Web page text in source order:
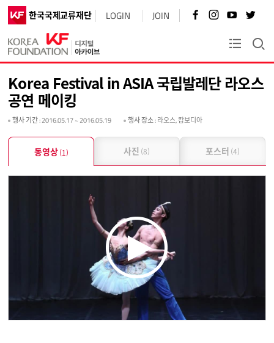
한국국제교류재단 LOGIN JOIN 페
이
로
가
기
인
스
바
로
가
유
튜
브
바
가
기
트
터
바
로
가
기
KF플러스
Korea Festival in ASIA 국립발레단 라오스
공연 메이킹
행사 기간: 2016.05.17 ~ 2016.05.19 행사 장소: 라오스, 캄보디아
동영상(1) 사진 (8) 포스터 (4)